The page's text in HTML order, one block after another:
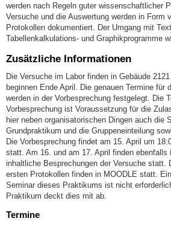
werden nach Regeln guter wissenschaftlicher
Versuche und die Auswertung werden in Form
Protokollen dokumentiert. Der Umgang mit
Tabellenkalkulations- und Graphikprogramme
Zusätzliche Informationen
Die Versuche im Labor finden in Gebäude
beginnen Ende April. Die genauen Termine für
werden in der Vorbesprechung festgelegt. Die
Vorbesprechung ist Voraussetzung für die
hier neben organisatorischen Dingen auch die
Grundpraktikum und die Gruppeneinteilung
Die Vorbesprechung findet am 15. April um
statt. Am 16. und am 17. April finden
inhaltliche Besprechungen der Versuche statt.
ersten Protokollen finden in MOODLE statt.
Seminar dieses Praktikums ist nicht
Praktikum deckt dies mit ab.
Termine